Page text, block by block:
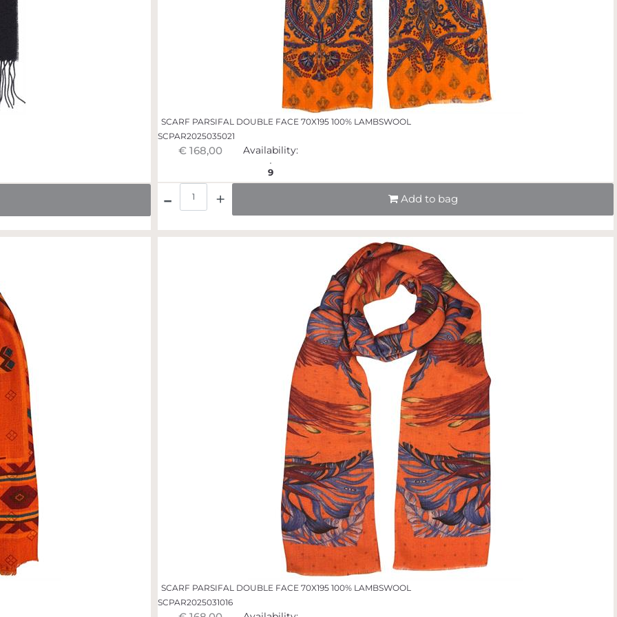
SCARF PARSIFAL DOUBLE FACE 70X195 100% LAMBSWOOL
SCPAR2025035021
€ 168,00 Availability:
9
Add to bag
SCARF PARSIFAL DOUBLE FACE 70X195 100% LAMBSWOOL
SCPAR2025031016